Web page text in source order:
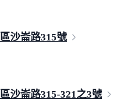
沙崙路315號
沙崙路315-321之3號